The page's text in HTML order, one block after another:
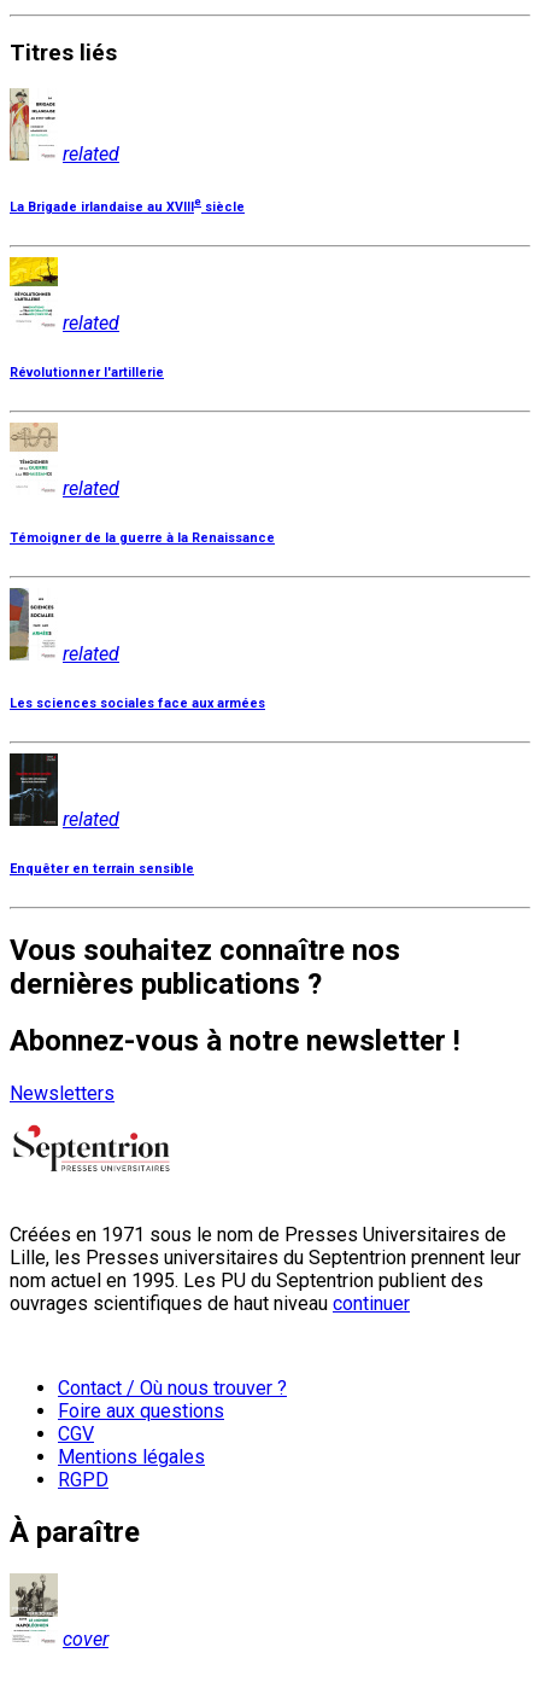
Titres liés
related
La Brigade irlandaise au XVIIIe siècle
related
Révolutionner l'artillerie
related
Témoigner de la guerre à la Renaissance
related
Les sciences sociales face aux armées
related
Enquêter en terrain sensible
Vous souhaitez connaître nos
dernières publications ?
Abonnez-vous à notre newsletter !
Newsletters
Créées en 1971 sous le nom de Presses Universitaires de
Lille, les Presses universitaires du Septentrion prennent leur
nom actuel en 1995. Les PU du Septentrion publient des
ouvrages scientifiques de haut niveau continuer
Contact / Où nous trouver ?
Foire aux questions
CGV
Mentions légales
RGPD
À paraître
cover